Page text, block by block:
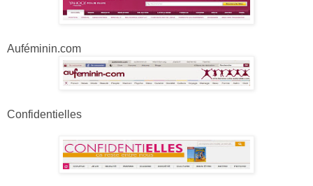
Auféminin.com
Confidentielles